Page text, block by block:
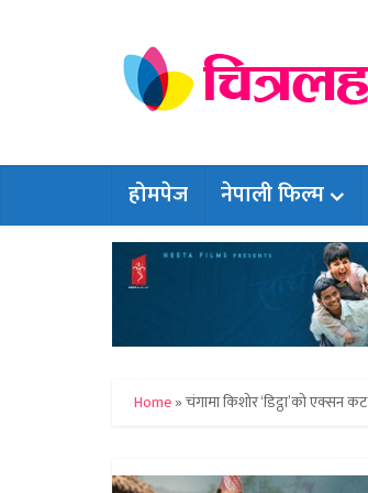
होमपेज नेपाली फिल्म
Home»चंगामा किशोर ‘डिट्ठा’को एक्सन कट